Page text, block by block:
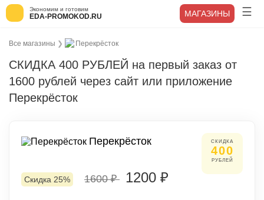
Экономим и готовим
EDA-PROMOKOD.RU МАГАЗИНЫ
Все магазины ❯ Перекрёсток
СКИДКА 400 РУБЛЕЙ на первый заказ от
1600 рублей через сайт или приложение
Перекрёсток
Перекрёсток СКИДКА
400
РУБЛЕЙ
Скидка 25% 1600 ₽ 1200 ₽